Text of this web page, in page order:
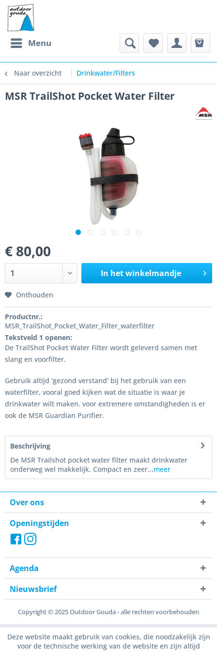
Menu
Naar overzicht Drinkwater/Filters
MSR TrailShot Pocket Water Filter
€ 80,00
In het winkelmandje
Onthouden
Productnr.:
MSR_TrailShot_Pocket_Water_Filter_waterfilter
Tekstveld 1 openen:
De TrailShot Pocket Water Filter wordt geleverd samen met
slang en voorfilter.
Gebruik altijd 'gezond verstand' bij het gebruik van een
waterfilter, vooral goed kijken wat de situatie is waar je
drinkwater wilt maken. voor extremere omstandigheden is er
ook de MSR Guardian Purifier.
Beschrijving
De MSR Trailshot pocket water filter maakt drinkwater
onderweg wel makkelijk. Compact en zeer...meer
Over ons
Openingstijden
Agenda
Nieuwsbrief
Copyright © 2025 Outdoor Gouda - alle rechten voorbehouden
Deze website maakt gebruik van cookies, die noodzakelijk zijn
voor de technische werking van de website en zijn altijd